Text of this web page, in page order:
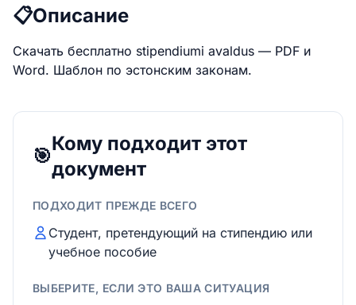
📋Описание
Скачать бесплатно stipendiumi avaldus — PDF и
Word. Шаблон по эстонским законам.
🎯
Кому подходит этот
документ
ПОДХОДИТ ПРЕЖДЕ ВСЕГО
Студент, претендующий на стипендию или
учебное пособие
ВЫБЕРИТЕ, ЕСЛИ ЭТО ВАША СИТУАЦИЯ